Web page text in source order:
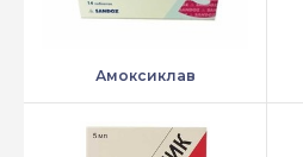
Амоксиклав